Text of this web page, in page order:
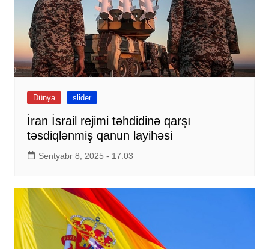
Dünya slider
İran İsrail rejimi təhdidinə qarşı
təsdiqlənmiş qanun layihəsi
Sentyabr 8, 2025 - 17:03